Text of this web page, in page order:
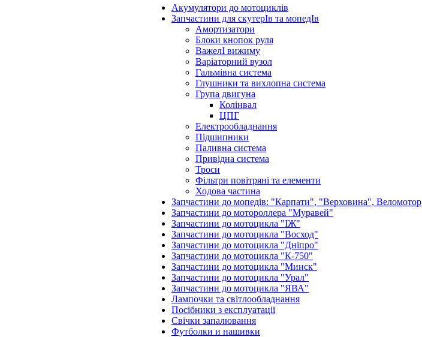
Акумулятори до мотоциклів
Запчастини для скутерІв та мопедІв
Амортизатори
Блоки кнопок руля
ВажелІ вижиму
Варіаторний вузол
Гальмівна система
Глушники та вихлопна система
Група двигуна
Колінвал
ЦПГ
Електрообладнання
Підшипники
Паливна система
Привідна система
Троси
Фільтри повітряні та елементи
Ходова частина
Запчастини до мопедів: "Карпати", "Верховина", Веломотор
Запчастини до мотороллера "Муравей"
Запчастини до мотоцикла "ІЖ"
Запчастини до мотоцикла "Восход"
Запчастини до мотоцикла "Дніпро"
Запчастини до мотоцикла "К-750"
Запчастини до мотоцикла "Минск"
Запчастини до мотоцикла "Урал"
Запчастини до мотоцикла "ЯВА"
Лампочки та світлообладнання
Посібники з експлуатації
Свічки запалювання
Футболки и нашивки